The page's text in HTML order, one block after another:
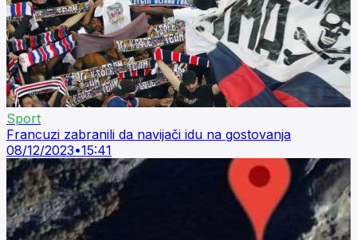
Sport
Francuzi zabranili da navijači idu na gostovanja
08/12/2023•15:41